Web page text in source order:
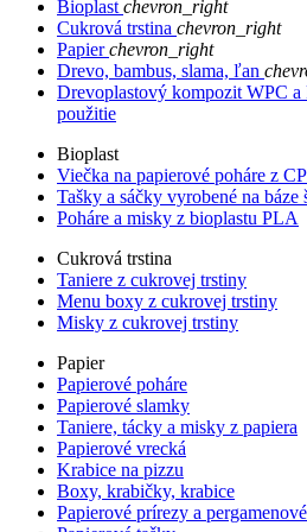
Bioplast chevron_right
Cukrová trstina chevron_right
Papierchevron_right
Drevo, bambus, slama, ľan
Drevoplastový kompozit WPC a
použitie
Bioplast
Viečka na papierové poháre z
Tašky a sáčky vyrobené na báze
Poháre a misky z bioplastu PLA
Cukrová trstina
Taniere z cukrovej trstiny
Menu boxy z cukrovej trstiny
Misky z cukrovej trstiny
Papier
Papierové poháre
Papierové slamky
Taniere, tácky a misky z papiera
Papierové vrecká
Krabice na pizzu
Boxy, krabičky, krabice
Papierové prírezy a